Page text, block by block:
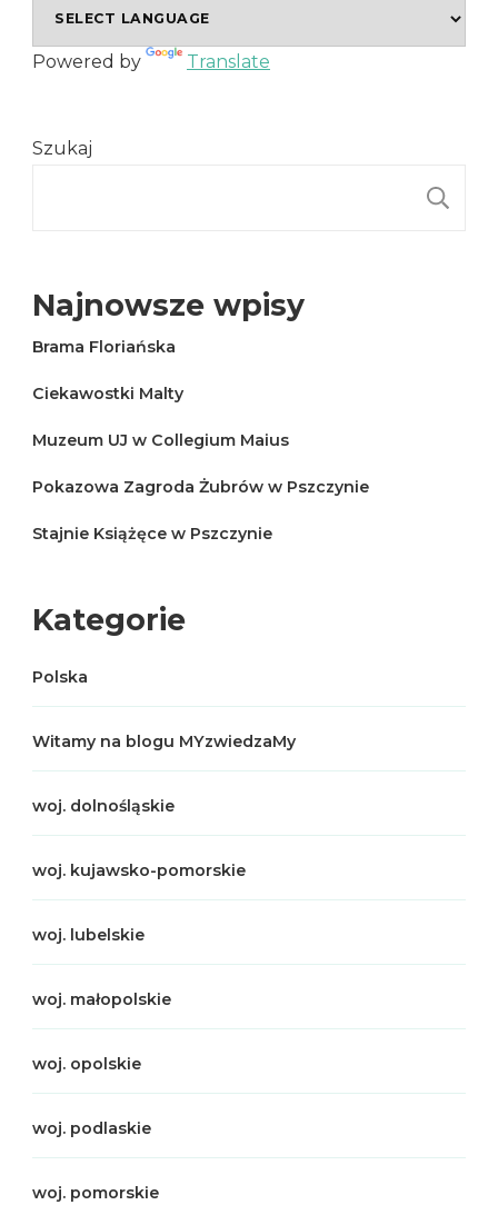
Powered by Translate
Szukaj
Najnowsze wpisy
Brama Floriańska
Ciekawostki Malty
Muzeum UJ w Collegium Maius
Pokazowa Zagroda Żubrów w Pszczynie
Stajnie Książęce w Pszczynie
Kategorie
Polska
Witamy na blogu MYzwiedzaMy
woj. dolnośląskie
woj. kujawsko-pomorskie
woj. lubelskie
woj. małopolskie
woj. opolskie
woj. podlaskie
woj. pomorskie